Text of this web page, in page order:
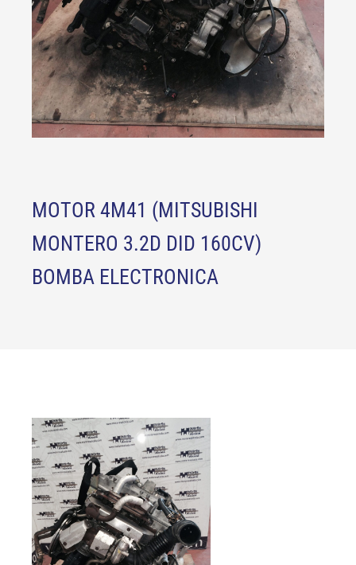
MOTOR 4M41 (MITSUBISHI
MONTERO 3.2D DID 160CV)
BOMBA ELECTRONICA